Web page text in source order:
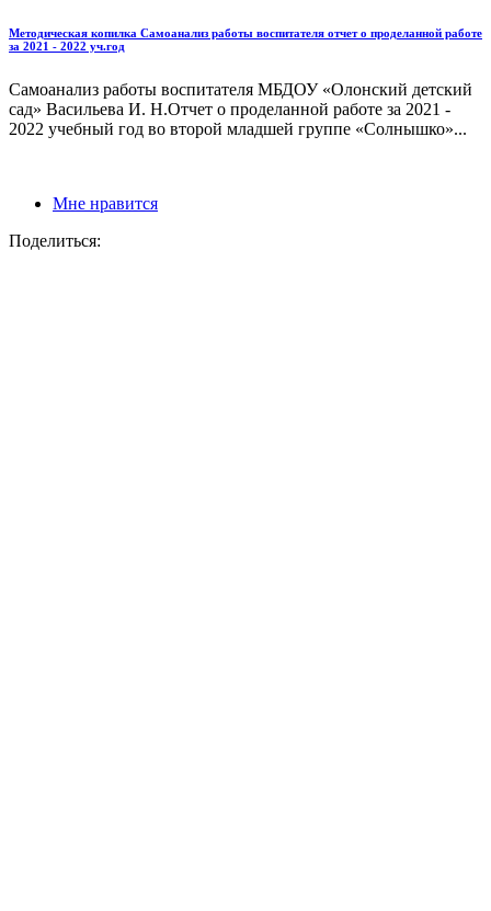
Методическая копилка Самоанализ работы воспитателя отчет о проделанной работе
за 2021 - 2022 уч.год
Самоанализ работы воспитателя МБДОУ «Олонский детский
сад» Васильева И. Н.Отчет о проделанной работе за 2021 -
2022 учебный год во второй младшей группе «Солнышко»...
Мне нравится
Поделиться: